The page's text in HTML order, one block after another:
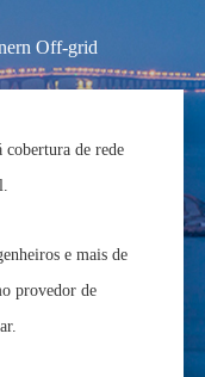
Off-grid
cobertura de rede
e mais de
provedor de